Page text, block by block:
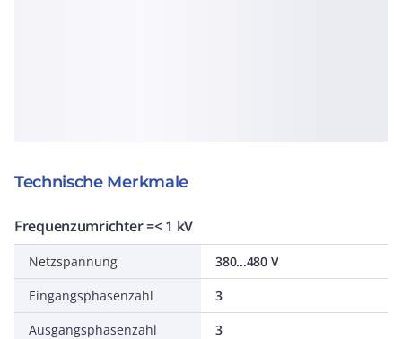
Technische Merkmale
Frequenzumrichter =< 1 kV
Netzspannung
380...480 V
Eingangsphasenzahl
3
Ausgangsphasenzahl
3